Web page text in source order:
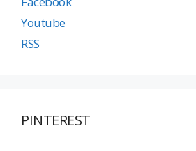
Youtube
RSS
PINTEREST